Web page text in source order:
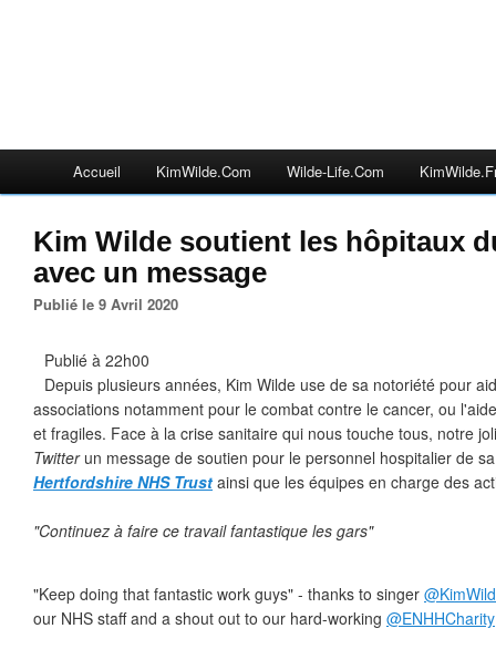
Accueil KimWilde.com Wilde-Life.com
Kim Wilde soutient les hôpitaux
avec un message
Publié le 9 Avril 2020
Publié à 22h00
Depuis plusieurs années, Kim Wilde use de sa notoriété pour
associations notamment pour le combat contre le cancer, ou
et fragiles. Face à la crise sanitaire qui nous touche tous, notre
Twitterun message de soutien pour le personnel hospitalier de
Hertfordshire NHS Trust ainsi que les équipes en charge des
"Continuez à faire ce travail fantastique les gars"
"Keep doing that fantastic work guys" - thanks to singer
our NHS staff and a shout out to our hard-working @ENHHCharity